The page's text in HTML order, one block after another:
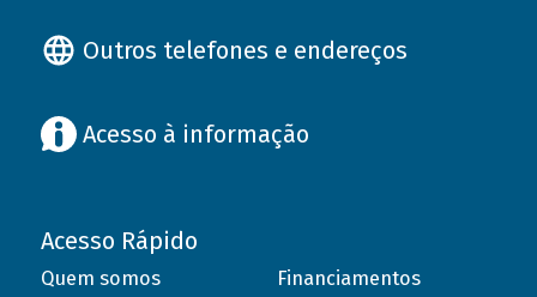
Outros telefones e endereços
Acesso à informação
Acesso Rápido
Quem somos
Financiamentos